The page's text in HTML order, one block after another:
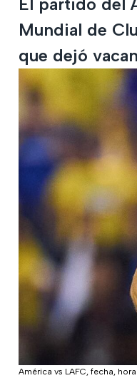
Mundial de
que dejó
América vs LAFC, fecha,